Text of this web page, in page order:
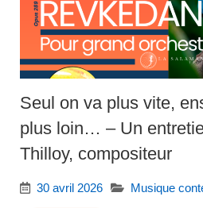
Seul on va plus vite,
plus loin… – Un
Thilloy, compositeur
30 avril 2026 Musique